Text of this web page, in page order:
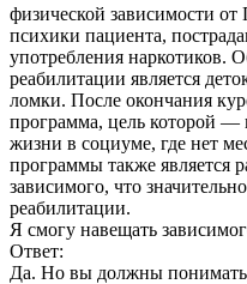
физической зависимости
психики пациента,
употребления наркотиков.
реабилитации является
ломки. После окончания
программа, цель которой —
жизни в социуме, где нет
программы также является
зависимого, что
реабилитации.
Я смогу навещать
Ответ:
Да. Но вы должны